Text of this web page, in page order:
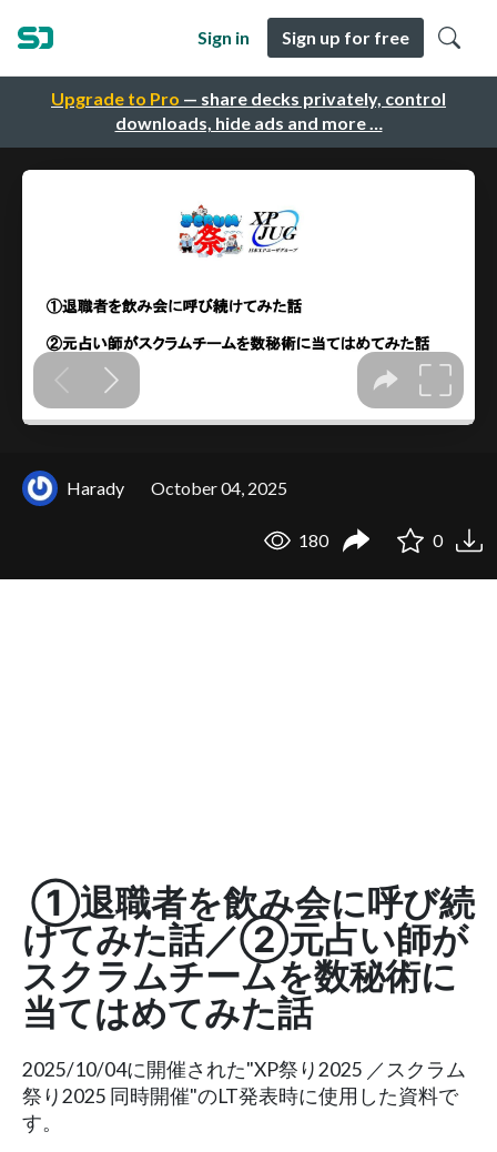
Upgrade to Pro — share decks privately, control
downloads, hide ads and more …
Sign in Sign up for free
Harady October 04, 2025
180 0
①退職者を飲み会に呼び続
けてみた話／②元占い師が
スクラムチームを数秘術に
当てはめてみた話
2025/10/04に開催された"XP祭り2025 ／スクラム
祭り2025 同時開催"のLT発表時に使用した資料で
す。